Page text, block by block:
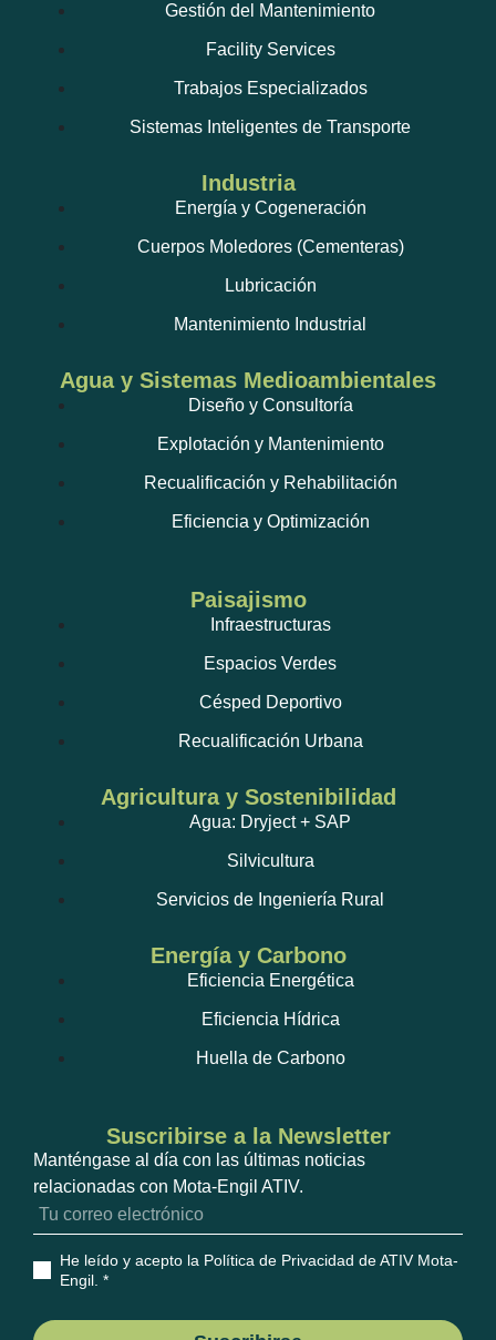
Gestión del Mantenimiento
Facility Services
Trabajos Especializados
Sistemas Inteligentes de Transporte
Industria
Energía y Cogeneración
Cuerpos Moledores (Cementeras)
Lubricación
Mantenimiento Industrial
Agua y Sistemas Medioambientales
Diseño y Consultoría
Explotación y Mantenimiento
Recualificación y Rehabilitación
Eficiencia y Optimización
Paisajismo
Infraestructuras
Espacios Verdes
Césped Deportivo
Recualificación Urbana
Agricultura y Sostenibilidad
Agua: Dryject + SAP
Silvicultura
Servicios de Ingeniería Rural
Energía y Carbono
Eficiencia Energética
Eficiencia Hídrica
Huella de Carbono
Suscribirse a la Newsletter
Manténgase al día con las últimas noticias
relacionadas con Mota-Engil ATIV.
He leído y acepto la Política de Privacidad de ATIV Mota-
Engil . *